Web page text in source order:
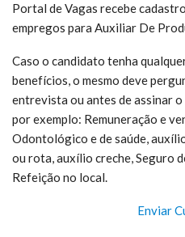
Portal de Vagas recebe
empregos para Auxiliar De
Caso o candidato tenha
benefícios, o mesmo deve
entrevista ou antes de assinar
por exemplo: Remuneração e
Odontológico e de saúde,
ou rota, auxílio creche, Seguro
Refeição no local.
Enviar